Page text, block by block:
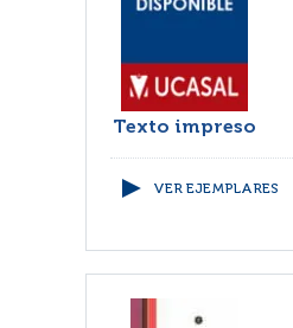
Texto impreso
VER EJEMPLARES